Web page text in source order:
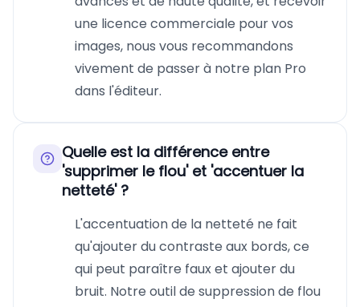
une licence commerciale pour vos
images, nous vous recommandons
vivement de passer à notre plan Pro
dans l'éditeur.
Quelle est la différence entre
'supprimer le flou' et 'accentuer la
netteté' ?
L'accentuation de la netteté ne fait
qu'ajouter du contraste aux bords, ce
qui peut paraître faux et ajouter du
bruit. Notre outil de suppression de flou